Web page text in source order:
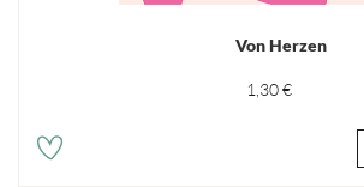
Von Herzen
1,30 €